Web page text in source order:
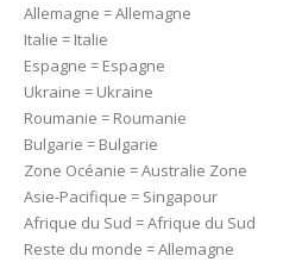
Allemagne = Allemagne
Italie = Italie
Espagne = Espagne
Ukraine = Ukraine
Roumanie = Roumanie
Bulgarie = Bulgarie
Zone Océanie = Australie Zone
Asie-Pacifique = Singapour
Afrique du Sud = Afrique du Sud
Reste du monde = Allemagne